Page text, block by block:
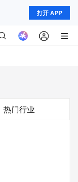
打开 APP
热门行业